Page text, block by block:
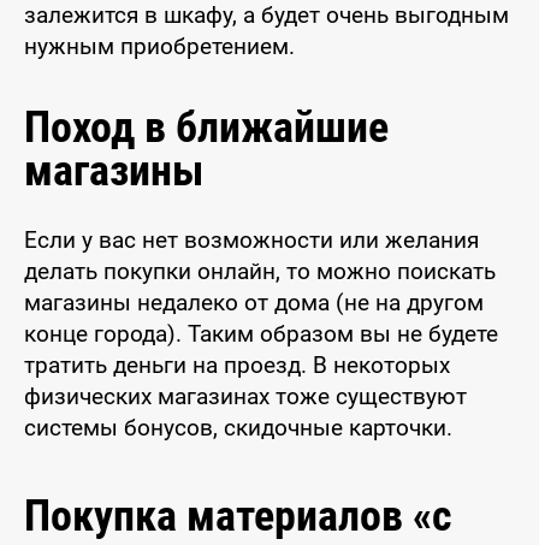
залежится в шкафу, а будет очень выгодным
нужным приобретением.
Поход в ближайшие
магазины
Если у вас нет возможности или желания
делать покупки онлайн, то можно поискать
магазины недалеко от дома (не на другом
конце города). Таким образом вы не будете
тратить деньги на проезд. В некоторых
физических магазинах тоже существуют
системы бонусов, скидочные карточки.
Покупка материалов «с